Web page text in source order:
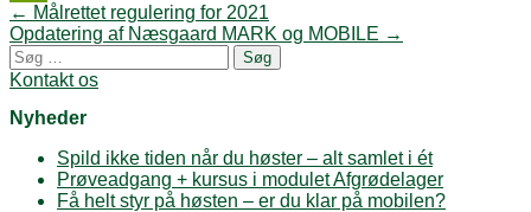
PrintFriendly
Post
navigation
← Målrettet regulering for 2021
Opdatering af Næsgaard MARK og MOBILE →
Søg
efter:
Kontakt os
Nyheder
Spild ikke tiden når du høster – alt samlet i ét
Prøveadgang + kursus i modulet Afgrødelager
Få helt styr på høsten – er du klar på mobilen?